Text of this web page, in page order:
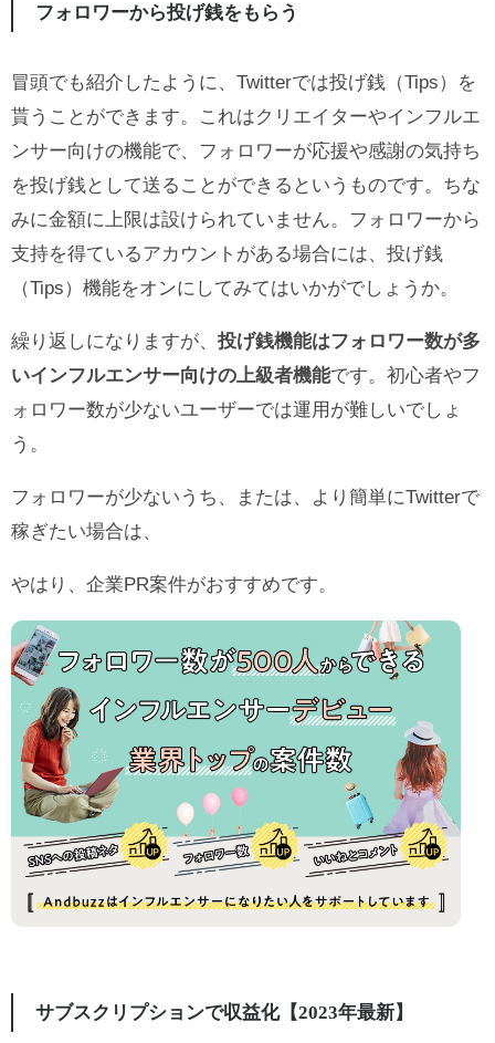
フォロワーから投げ銭をもらう
冒頭でも紹介したように、Twitterでは投げ銭（Tips）を
貰うことができます。これはクリエイターやインフルエ
ンサー向けの機能で、フォロワーが応援や感謝の気持ち
を投げ銭として送ることができるというものです。ちな
みに金額に上限は設けられていません。フォロワーから
支持を得ているアカウントがある場合には、投げ銭
（Tips）機能をオンにしてみてはいかがでしょうか。
繰り返しになりますが、 投げ銭機能はフォロワー数が多
いインフルエンサー向けの上級者機能です。初心者やフ
ォロワー数が少ないユーザーでは運用が難しいでしょ
う。
フォロワーが少ないうち、または、より簡単にTwitterで
稼ぎたい場合は、
やはり、企業PR案件がおすすめです。
サブスクリプションで収益化【2023年最新】